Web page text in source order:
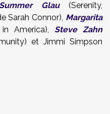
Glau(Serenity,
Sarah Connor), Margarita
America),Steve Zahn
et Jimmi Simpson